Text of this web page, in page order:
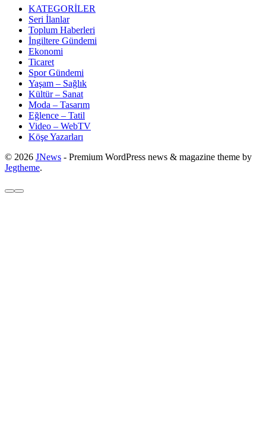
KATEGORİLER
Seri İlanlar
Toplum Haberleri
İngiltere Gündemi
Ekonomi
Ticaret
Spor Gündemi
Yaşam – Sağlık
Kültür – Sanat
Moda – Tasarım
Eğlence – Tatil
Video – WebTV
Köşe Yazarları
© 2026 JNews - Premium WordPress news & magazine theme by
Jegtheme.